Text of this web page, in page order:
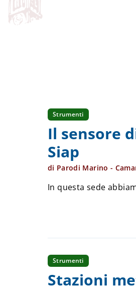
Strumenti
Il sensore
Siap
di Parodi Marino -
In questa sede
Strumenti
Stazioni